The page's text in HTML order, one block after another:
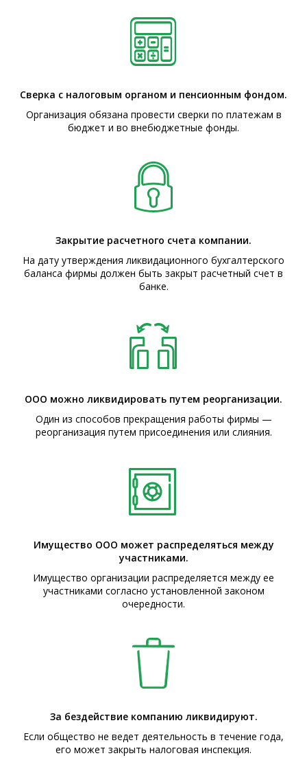
Сверка с налоговым органом и пенсионным фондом.
Организация обязана провести сверки по платежам в
бюджет и во внебюджетные фонды.
Закрытие расчетного счета компании.
На дату утверждения ликвидационного бухгалтерского
баланса фирмы должен быть закрыт расчетный счет в
банке.
ООО можно ликвидировать путем реорганизации.
Один из способов прекращения работы фирмы —
реорганизация путем присоединения или слияния.
Имущество ООО может распределяться между
участниками.
Имущество организации распределяется между ее
участниками согласно установленной законом
очередности.
За бездействие компанию ликвидируют.
Если общество не ведет деятельность в течение года,
его может закрыть налоговая инспекция.